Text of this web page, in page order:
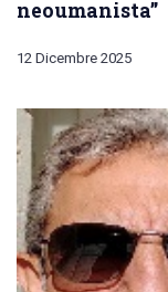
neoumanista”
12 Dicembre 2025